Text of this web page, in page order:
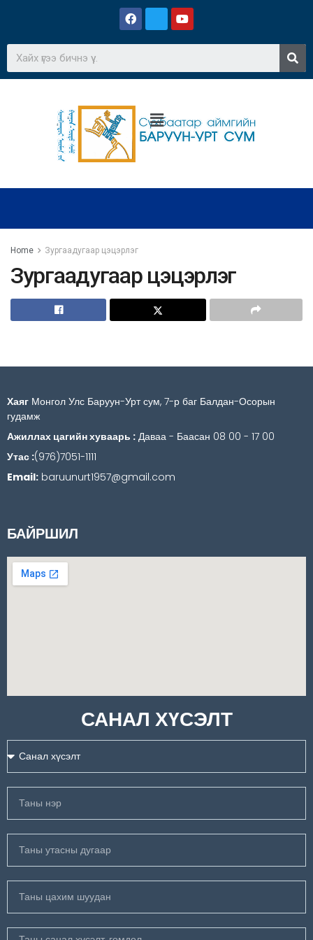
Home Зургаадугаар цэцэрлэг
Зургаадугаар цэцэрлэг
Хаяг Монгол Улс Баруун-Урт сум, 7-р баг Балдан-Осорын
гудамж
Ажиллах цагийн хуваарь : Даваа - Баасан 08 00 - 17 00
Утас :(976)7051-1111
Email: baruunurt1957@gmail.com
БАЙРШИЛ
САНАЛ ХҮСЭЛТ